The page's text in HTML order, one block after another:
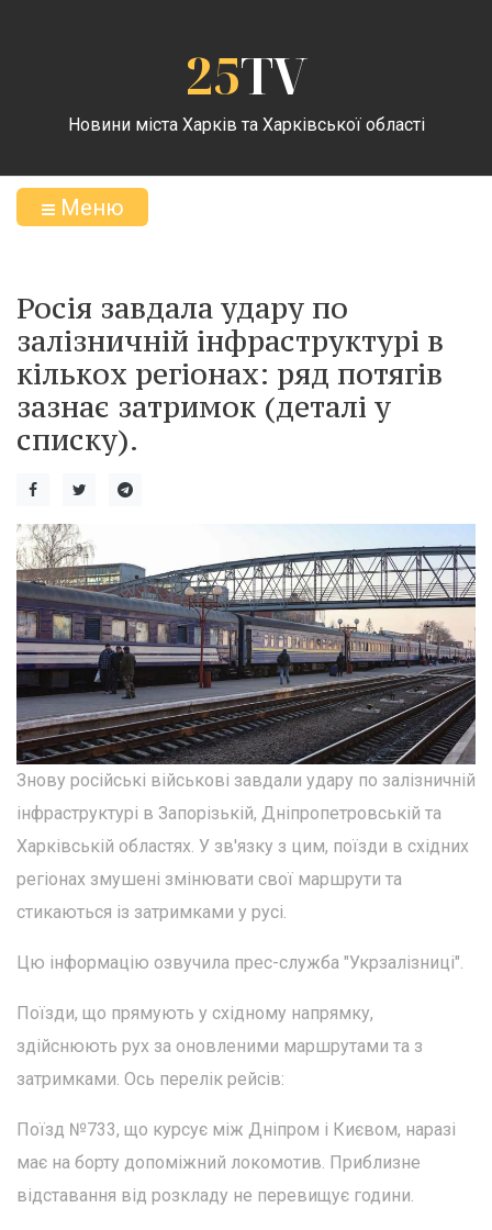
25TV
Новини міста Харків та Харківської області
Меню
Росія завдала удару по
залізничній інфраструктурі в
кількох регіонах: ряд потягів
зазнає затримок (деталі у
списку).
Знову російські військові завдали удару по залізничній
інфраструктурі в Запорізькій, Дніпропетровській та
Харківській областях. У зв'язку з цим, поїзди в східних
регіонах змушені змінювати свої маршрути та
стикаються із затримками у русі.
Цю інформацію озвучила прес-служба "Укрзалізниці".
Поїзди, що прямують у східному напрямку,
здійснюють рух за оновленими маршрутами та з
затримками. Ось перелік рейсів:
Поїзд №733, що курсує між Дніпром і Києвом, наразі
має на борту допоміжний локомотив. Приблизне
відставання від розкладу не перевищує години.